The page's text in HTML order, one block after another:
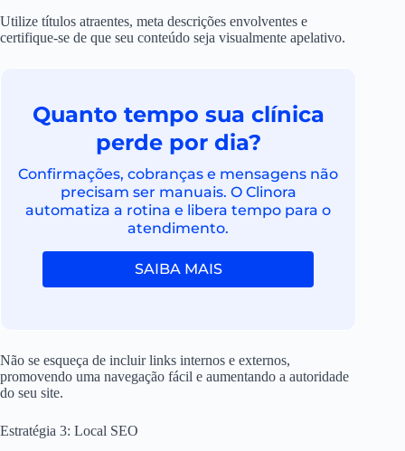
Utilize títulos atraentes, meta descrições envolventes e
certifique-se de que seu conteúdo seja visualmente apelativo.
Quanto tempo sua clínica
perde por dia?
Confirmações, cobranças e mensagens não
precisam ser manuais. O Clinora
automatiza a rotina e libera tempo para o
atendimento.
SAIBA MAIS
Não se esqueça de incluir links internos e externos,
promovendo uma navegação fácil e aumentando a autoridade
do seu site.
Estratégia 3: Local SEO